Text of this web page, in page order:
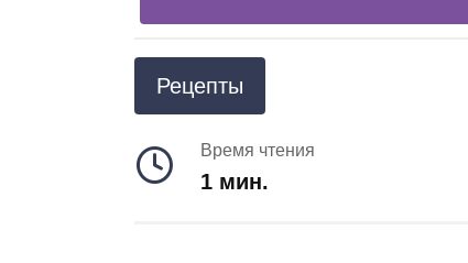
Рецепты
Время чтения
1 мин.